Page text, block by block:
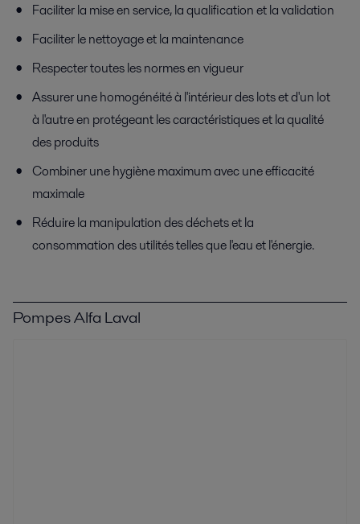
Faciliter la mise en service, la qualification et la validation
Faciliter le nettoyage et la maintenance
Respecter toutes les normes en vigueur
Assurer une homogénéité à l'intérieur des lots et d'un lot
à l'autre en protégeant les caractéristiques et la qualité
des produits
Combiner une hygiène maximum avec une efficacité
maximale
Réduire la manipulation des déchets et la
consommation des utilités telles que l'eau et l'énergie.
Pompes Alfa Laval